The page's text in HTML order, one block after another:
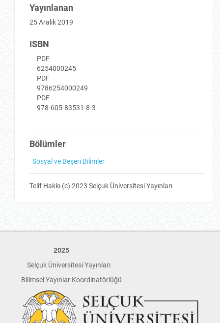
Yayınlanan
25 Aralık 2019
ISBN
PDF
6254000245
PDF
9786254000249
PDF
978-605-83531-8-3
Bölümler
Sosyal ve Beşeri Bilimler
Telif Hakkı (c) 2023 Selçuk Üniversitesi Yayınları
2025
Selçuk Üniversitesi Yayınları
Bilimsel Yayınlar Koordinatörlüğü